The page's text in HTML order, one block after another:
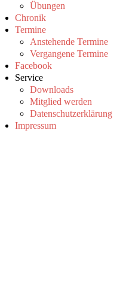
Übungen
Chronik
Termine
Anstehende Termine
Vergangene Termine
Facebook
Service
Downloads
Mitglied werden
Datenschutzerklärung
Impressum